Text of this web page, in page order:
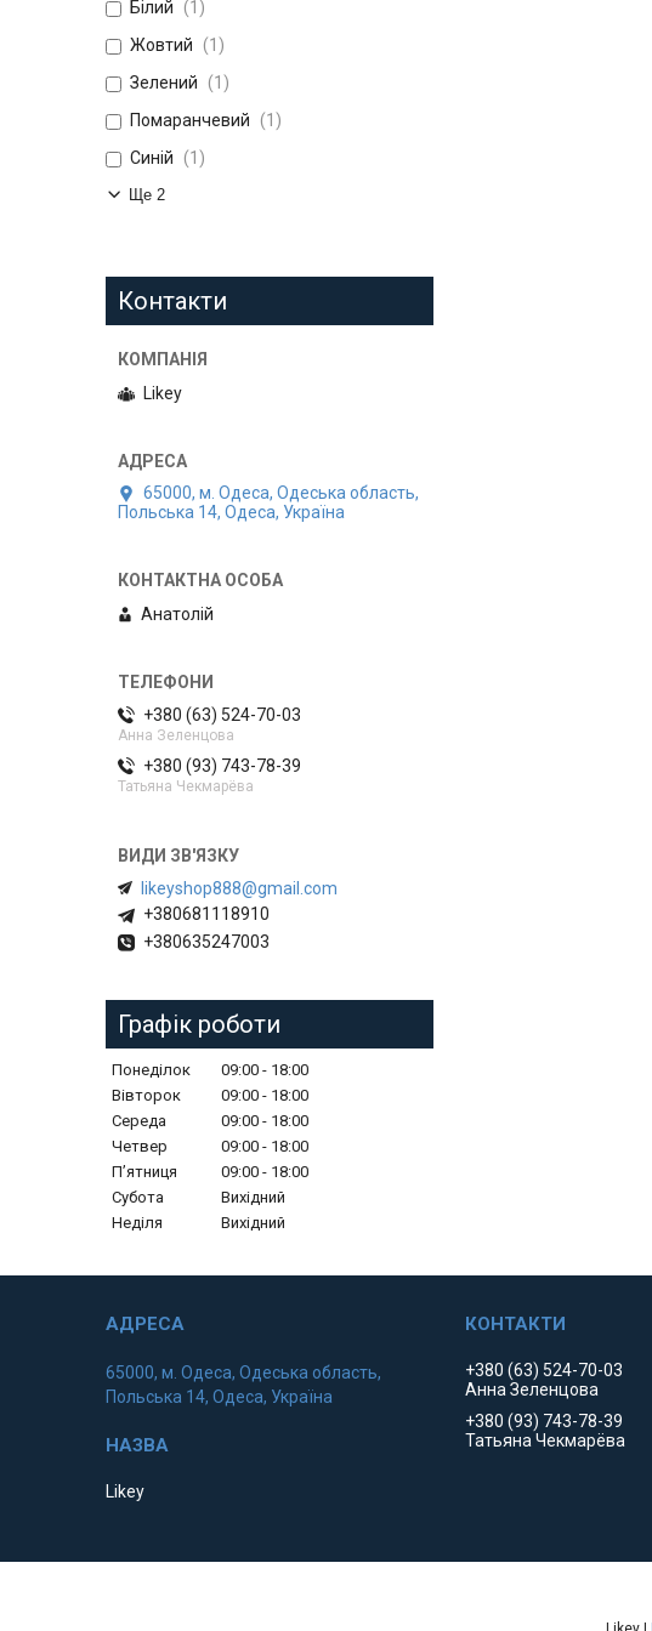
Білий
1
Жовтий
1
Зелений
1
Помаранчевий
1
Синій
1
Ще 2
Контакти
Likey
65000, м. Одеса, Одеська область,
Польська 14, Одеса, Україна
Анатолій
+380 (63) 524-70-03
Анна Зеленцова
+380 (93) 743-78-39
Татьяна Чекмарёва
likeyshop888@gmail.com
+380681118910
+380635247003
Графік роботи
Понеділок 09:00
18:00
Вівторок
09:00
18:00
Середа
09:00
18:00
Четвер
09:00
18:00
Пʼятниця
09:00
18:00
Субота
Вихідний
Неділя
Вихідний
65000, м. Одеса, Одеська область,
Польська 14, Одеса, Україна
Likey
+380 (63) 524-70-03
Анна Зеленцова
+380 (93) 743-78-39
Татьяна Чекмарёва